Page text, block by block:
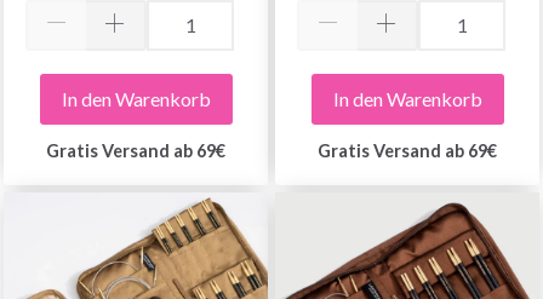
In den Warenkorb
Gratis Versand ab 69€
In den Warenkorb
Gratis Versand ab 69€